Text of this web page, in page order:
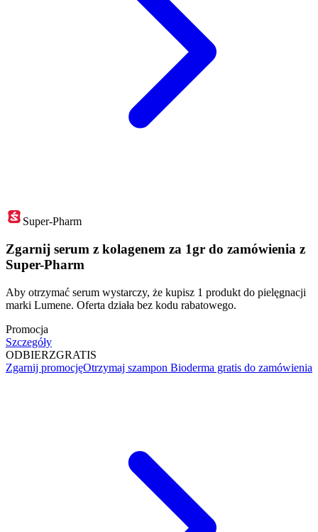
Super-Pharm
Zgarnij serum z kolagenem za 1gr do zamówienia z
Super-Pharm
Aby otrzymać serum wystarczy, że kupisz 1 produkt do pielęgnacji
marki Lumene. Oferta działa bez kodu rabatowego.
Promocja
Szczegóły
ODBIERZGRATIS
Zgarnij promocjęOtrzymaj szampon Bioderma gratis do zamówienia